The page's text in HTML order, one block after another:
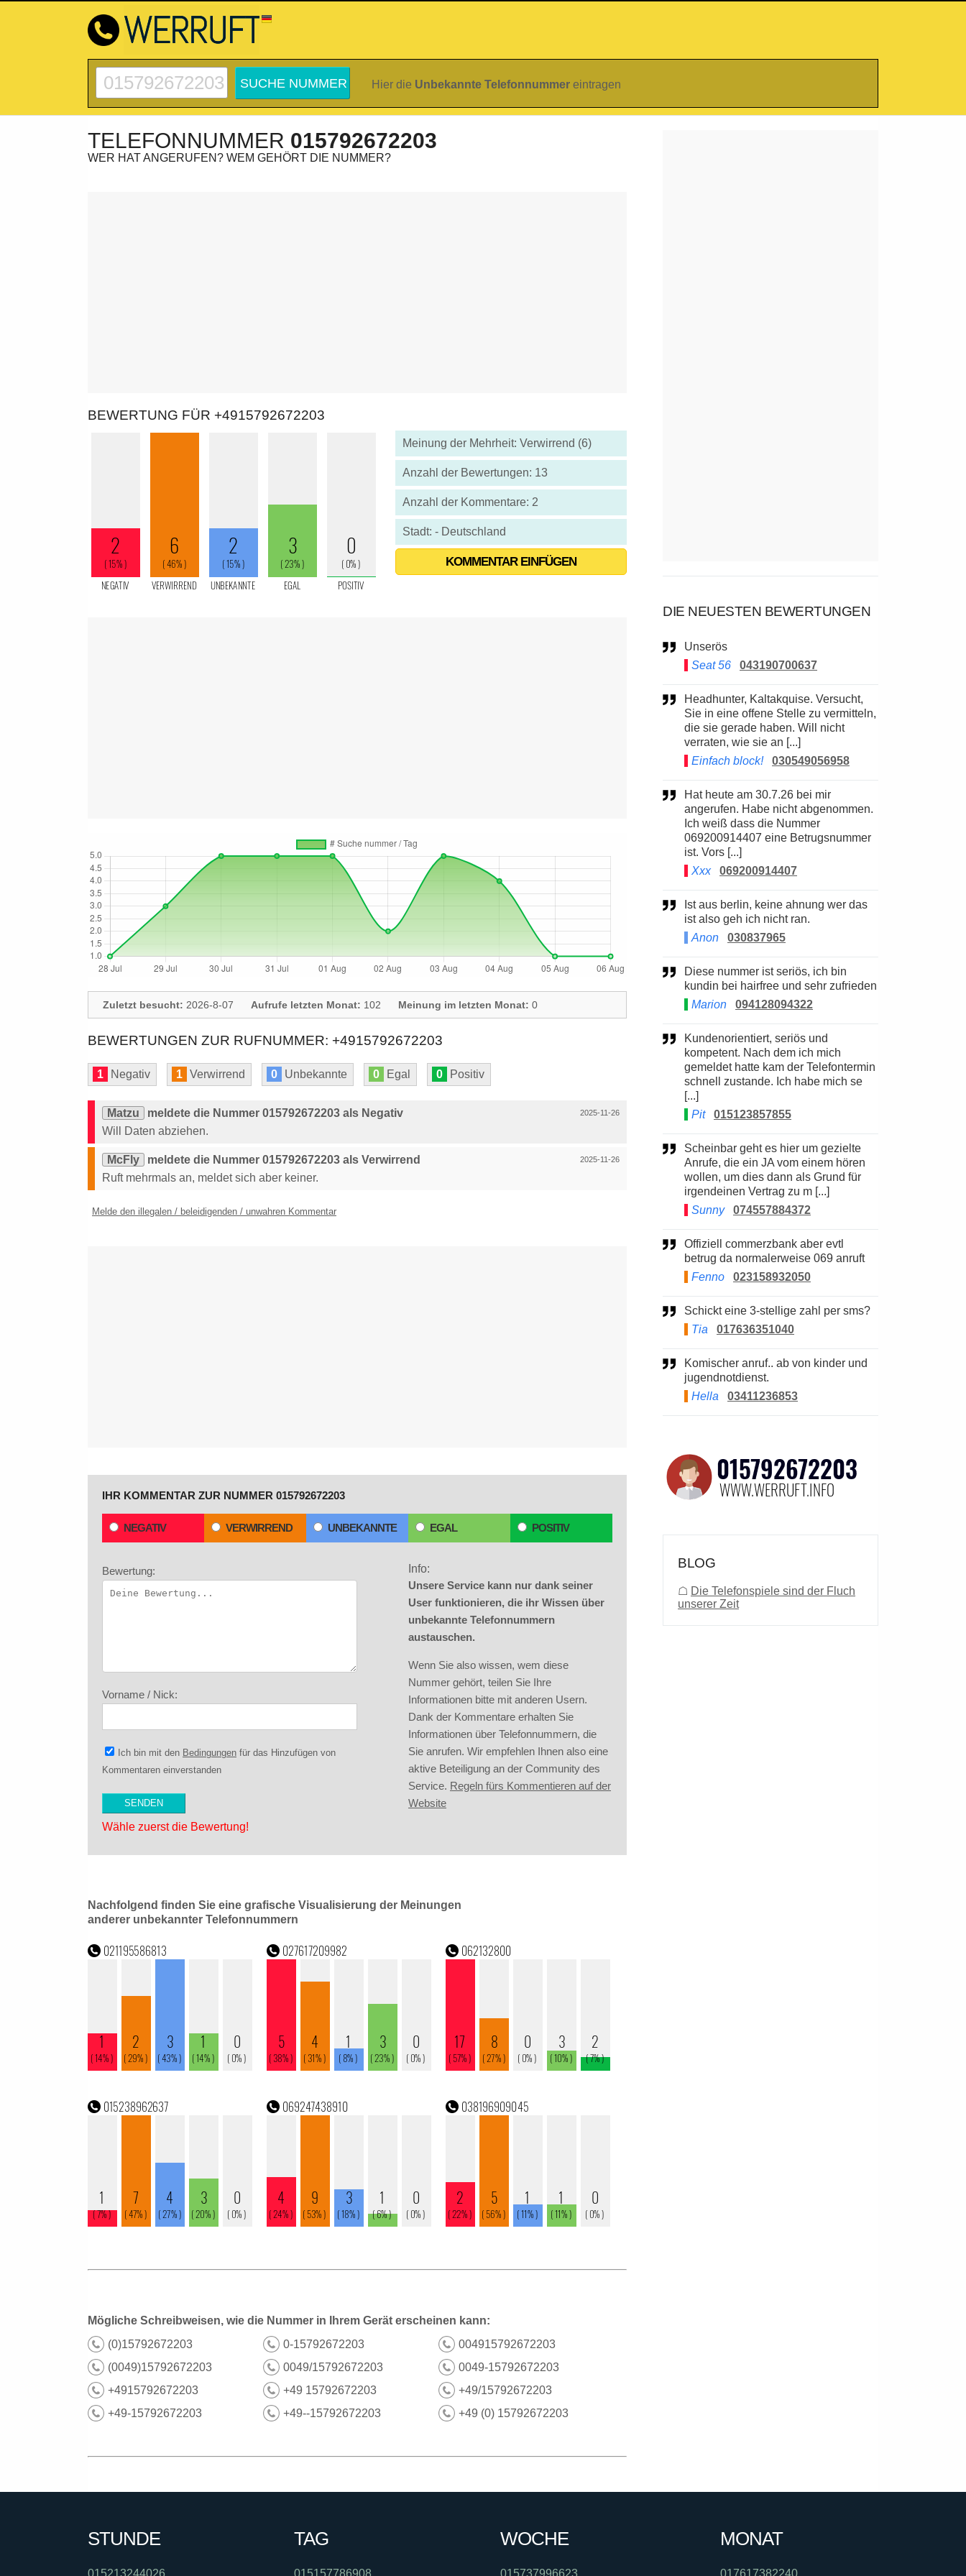
Hier die Unbekannte Telefonnummer eintragen
TELEFONNUMMER 015792672203
WER HAT ANGERUFEN? WEM GEHÖRT DIE NUMMER?
BEWERTUNG FÜR +4915792672203
Meinung der Mehrheit: Verwirrend (6)
Anzahl der Bewertungen: 13
Anzahl der Kommentare: 2
Stadt: - Deutschland
KOMMENTAR EINFÜGEN
Zuletzt besucht: 2026-8-07 Aufrufe letzten Monat: 102 Meinung im letzten Monat: 0
BEWERTUNGEN ZUR RUFNUMMER: +4915792672203
1 Negativ 1 Verwirrend 0 Unbekannte 0 Egal 0 Positiv
2025-11-26
Matzu
meldete die Nummer 015792672203 als Negativ
Will Daten abziehen.
2025-11-26
McFly
meldete die Nummer 015792672203 als Verwirrend
Ruft mehrmals an, meldet sich aber keiner.
Melde den illegalen / beleidigenden / unwahren Kommentar
IHR KOMMENTAR ZUR NUMMER 015792672203
NEGATIV VERWIRREND UNBEKANNTE EGAL POSITIV
Bewertung:
Vorname / Nick:
Ich bin mit den Bedingungen für das Hinzufügen von
Kommentaren einverstanden
Wähle zuerst die Bewertung!
Info:
Unsere Service kann nur dank seiner
User funktionieren, die ihr Wissen über
unbekannte Telefonnummern
austauschen.
Wenn Sie also wissen, wem diese
Nummer gehört, teilen Sie Ihre
Informationen bitte mit anderen Usern.
Dank der Kommentare erhalten Sie
Informationen über Telefonnummern, die
Sie anrufen. Wir empfehlen Ihnen also eine
aktive Beteiligung an der Community des
Service. Regeln fürs Kommentieren auf der
Website
Nachfolgend finden Sie eine grafische Visualisierung der Meinungen
anderer unbekannter Telefonnummern
Mögliche Schreibweisen, wie die Nummer in Ihrem Gerät erscheinen kann:
(0)15792672203
0-15792672203
004915792672203
(0049)15792672203
0049/15792672203
0049-15792672203
+4915792672203
+49 15792672203
+49/15792672203
+49-15792672203
+49--15792672203 +49 (0) 15792672203
DIE NEUESTEN BEWERTUNGEN
Unserös
Seat 56
043190700637
Headhunter, Kaltakquise. Versucht,
Sie in eine offene Stelle zu vermitteln,
die sie gerade haben. Will nicht
verraten, wie sie an [...]
Einfach block!
030549056958
Hat heute am 30.7.26 bei mir
angerufen. Habe nicht abgenommen.
Ich weiß dass die Nummer
069200914407 eine Betrugsnummer
ist. Vors [...]
Xxx
069200914407
ist also geh ich nicht ran.
Anon
030837965
Diese nummer ist seriös, ich bin
kundin bei hairfree und sehr zufrieden
Marion
094128094322
Kundenorientiert, seriös und
kompetent. Nach dem ich mich
gemeldet hatte kam der Telefontermin
schnell zustande. Ich habe mich se
[...]
Pit
015123857855
Scheinbar geht es hier um gezielte
Anrufe, die ein JA vom einem hören
wollen, um dies dann als Grund für
irgendeinen Vertrag zu m [...]
Sunny
074557884372
Offiziell commerzbank aber evtl
betrug da normalerweise 069 anruft
Fenno
023158932050
Schickt eine 3-stellige zahl per sms?
Tia
017636351040
Komischer anruf.. ab von kinder und
jugendnotdienst.
Hella
03411236853
BLOG
☖ Die Telefonspiele sind der Fluch
unserer Zeit
STUNDE
015213244026
TAG
015157786908
WOCHE
015737996623
MONAT
017617382240